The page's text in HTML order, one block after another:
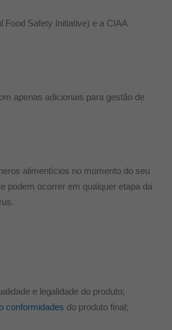
Food Safety Initiative) e a CIAA
apenas adicionais para gestão de
alimentícios no momento do seu
podem ocorrer em qualquer etapa da
e legalidade do produto;
conformidades do produto final;